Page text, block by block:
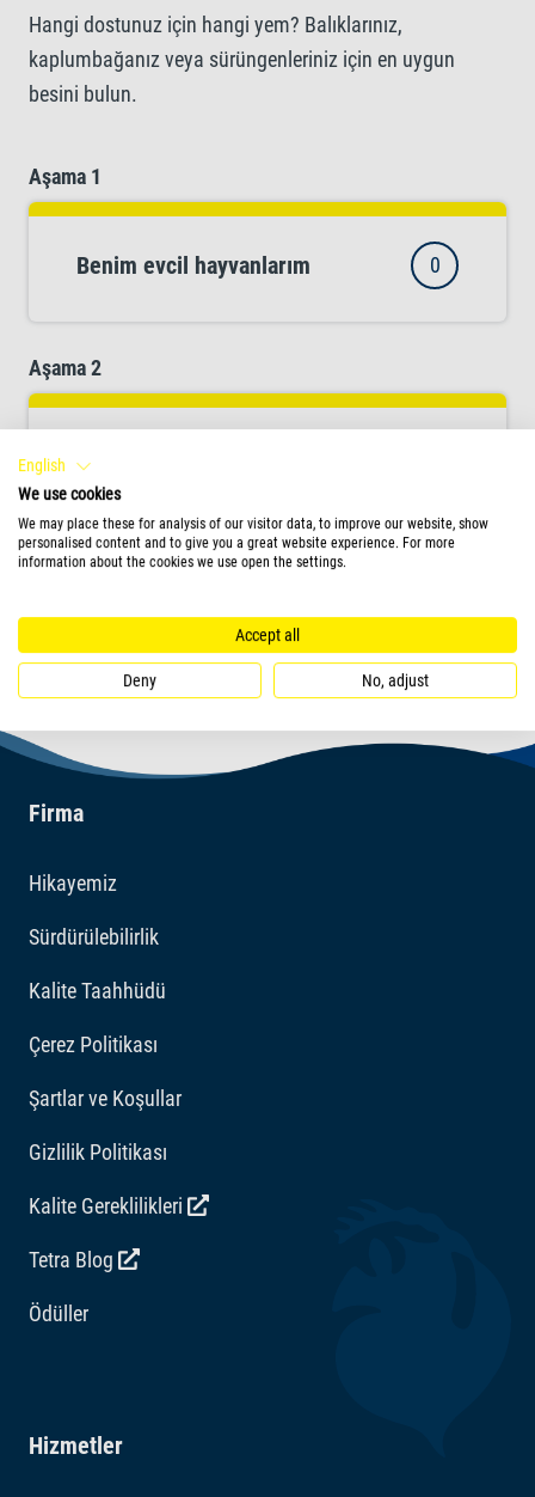
Hangi dostunuz için hangi yem? Balıklarınız,
kaplumbağanız veya sürüngenleriniz için en uygun
besini bulun.
Aşama 1
Benim evcil hayvanlarım 0
Aşama 2
Besleme hedefim
Firma
Hikayemiz
Sürdürülebilirlik
Kalite Taahhüdü
Çerez Politikası
Şartlar ve Koşullar
Gizlilik Politikası
Kalite Gereklilikleri
Tetra Blog
Ödüller
Hizmetler
English
We use cookies
We may place these for analysis of our visitor data, to improve our website, show
personalised content and to give you a great website experience. For more
information about the cookies we use open the settings.
Accept all
Deny No, adjust